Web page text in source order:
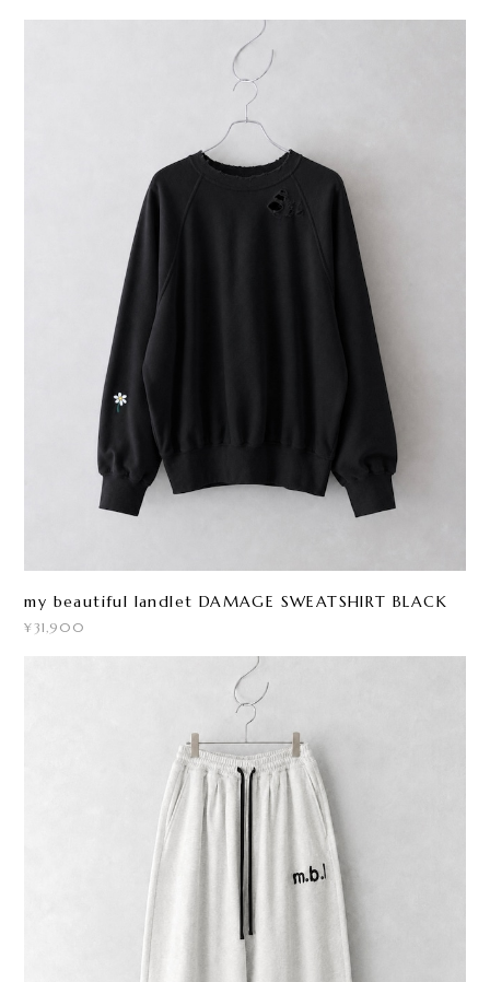
my beautiful landlet DAMAGE SWEATSHIRT BLACK
¥31,900